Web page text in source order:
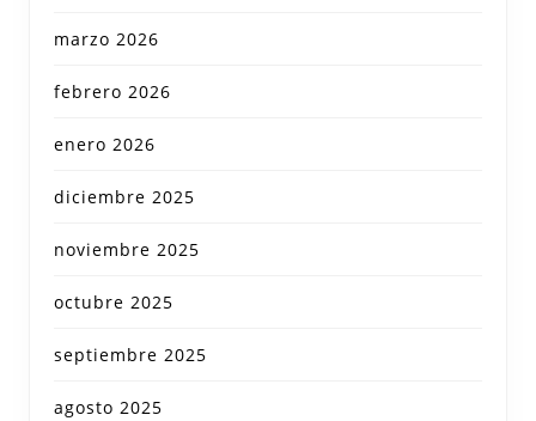
marzo 2026
febrero 2026
enero 2026
diciembre 2025
noviembre 2025
octubre 2025
septiembre 2025
agosto 2025